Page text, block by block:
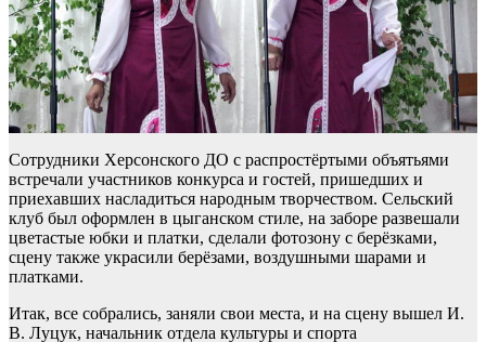
Сотрудники Херсонского ДО с распростёртыми объятьями
встречали участников конкурса и гостей, пришедших и
приехавших насладиться народным творчеством. Сельский
клуб был оформлен в цыганском стиле, на заборе развешали
цветастые юбки и платки, сделали фотозону с берёзками,
сцену также украсили берёзами, воздушными шарами и
платками.
Итак, все собрались, заняли свои места, и на сцену вышел И.
В. Луцук, начальник отдела культуры и спорта